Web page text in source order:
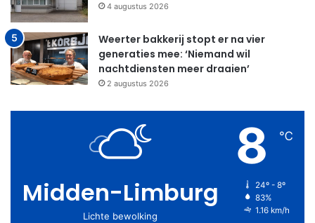
4 augustus 2026
Weerter bakkerij stopt er na vier
generaties mee: ‘Niemand wil
nachtdiensten meer draaien’
2 augustus 2026
Midden-Limburg
Lichte bewolking
8 ℃
24º - 8º
83%
1.16 km/h